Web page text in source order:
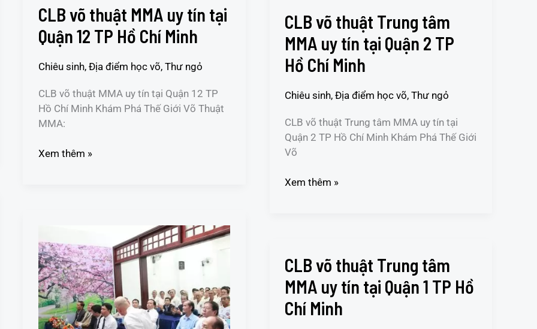
CLB võ thuật MMA uy tín tại
Quận 12 TP Hồ Chí Minh
Chiêu sinh, Địa điểm học võ, Thư ngỏ
CLB võ thuật MMA uy tín tại Quận 12 TP
Hồ Chí Minh Khám Phá Thế Giới Võ Thuật
MMA:
Chí
Minh
Xem thêm »
CLB võ thuật Trung tâm
MMA uy tín tại Quận 2 TP
Hồ Chí Minh
Chiêu sinh,Địa điểm học võ,Thư ngỏ
CLB võ thuật Trung tâm MMA uy tín tại
Quận 2 TP Hồ Chí Minh Khám Phá Thế Giới
Võ
TP
Hồ
Chí
Minh
Xem thêm »
võ
thuật
MMA
uy
tín
tại
CLB võ thuật Trung tâm
MMA uy tín tại Quận 1 TP Hồ
Chí Minh
CLB
võ
thuật
Trung